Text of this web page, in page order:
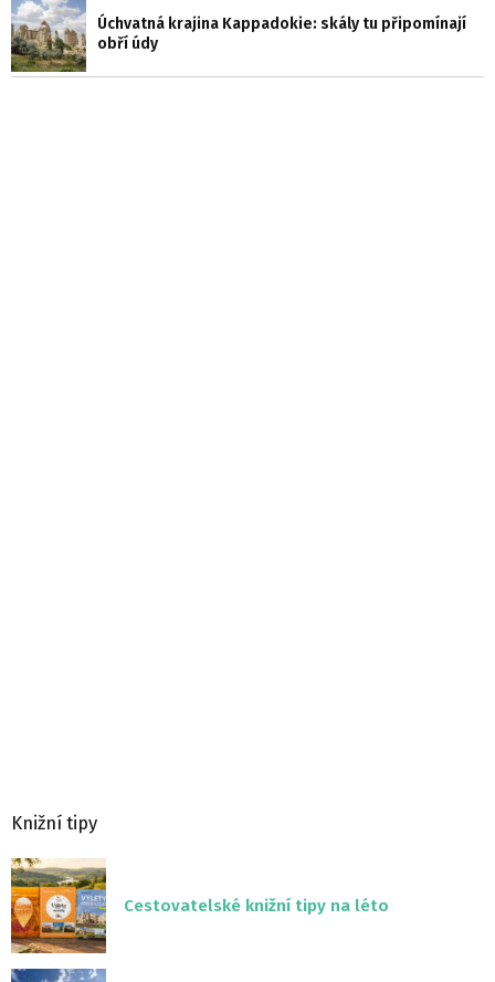
Úchvatná krajina Kappadokie: skály tu připomínají
obří údy
Knižní tipy
Cestovatelské knižní tipy na léto